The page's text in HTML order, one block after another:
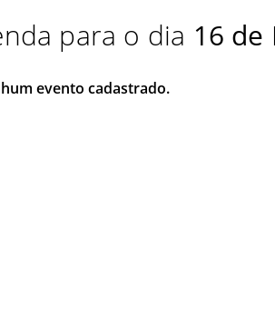
para o dia 16 de
evento cadastrado.